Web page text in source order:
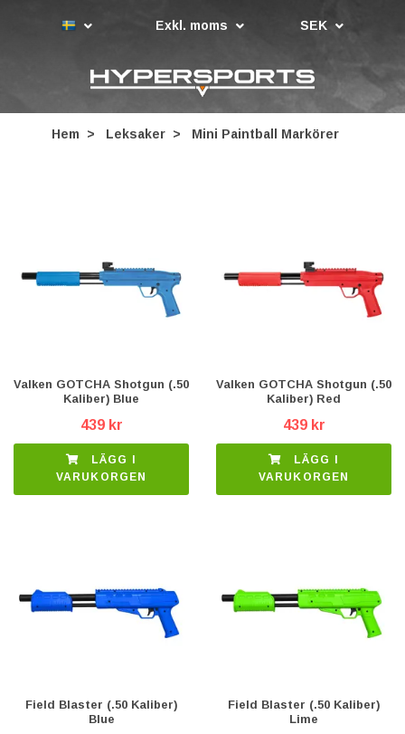
Exkl. moms SEK
Hem Leksaker Mini Paintball Markörer
Valken GOTCHA Shotgun (.50
Kaliber) Blue
439 kr
VARUKORGEN
Valken GOTCHA Shotgun (.50
Kaliber) Red
439 kr
VARUKORGEN
Field Blaster (.50 Kaliber)
Blue
Field Blaster (.50 Kaliber)
Lime